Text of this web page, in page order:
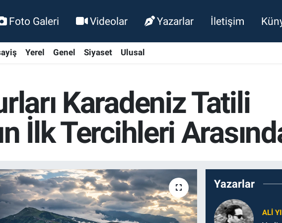
Foto Galeri Videolar Yazarlar İletişim
Yerel Genel Siyaset Ulusal
Karadeniz Tatili
İlk Tercihleri
Yazarlar
ALI